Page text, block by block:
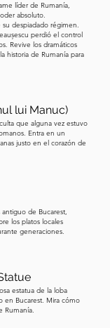
del Este.
líder de Rumanía,
absoluto.
despiadado régimen.
perdió el control
Revive los dramáticos
historia de Rumanía para
lui Manuc)
que alguna vez estuvo
Entra en un
justo en el corazón de
de Bucarest,
los platos locales
generaciones.
estatua de la loba
en Bucarest. Mira cómo
Rumanía.